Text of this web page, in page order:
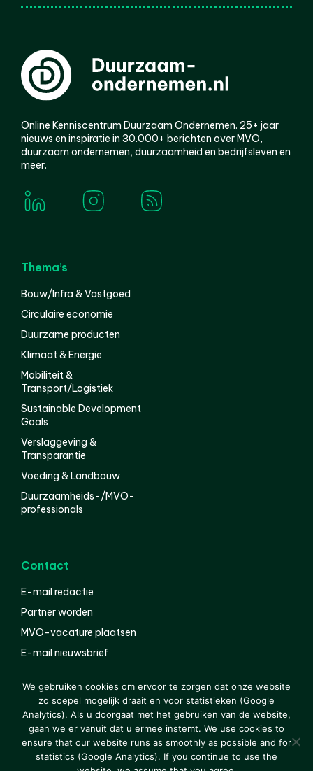
Online Kenniscentrum Duurzaam Ondernemen. 25+ jaar
nieuws en inspiratie in 30.000+ berichten over MVO,
duurzaam ondernemen, duurzaamheid en bedrijfsleven en
meer.
Thema’s
Bouw/Infra & Vastgoed
Circulaire economie
Duurzame producten
Klimaat & Energie
Mobiliteit &
Transport/Logistiek
Sustainable Development
Goals
Verslaggeving &
Transparantie
Voeding & Landbouw
Duurzaamheids-/MVO-
professionals
Contact
E-mail redactie
Partner worden
MVO-vacature plaatsen
E-mail nieuwsbrief
© 2000-2026 Van der Molen EIS Colofon
Disclaimer
Privacy
We gebruiken cookies om ervoor te zorgen dat onze website
zo soepel mogelijk draait en voor statistieken (Google
Analytics). Als u doorgaat met het gebruiken van de website,
gaan we er vanuit dat u ermee instemt. We use cookies to
ensure that our website runs as smoothly as possible and for
statistics (Google Analytics). If you continue to use the